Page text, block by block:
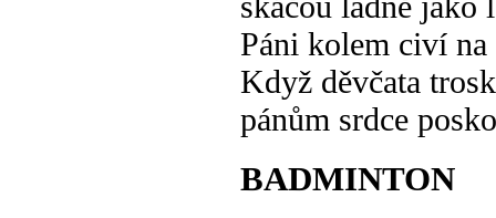
Páni kolem civí na
Když děvčata
pánům srdce
BADMINTON